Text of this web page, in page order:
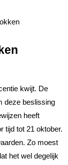
kwijt. De
deze beslissing
heeft
tijd tot 21 oktober.
Zo moest
het wel degelijk